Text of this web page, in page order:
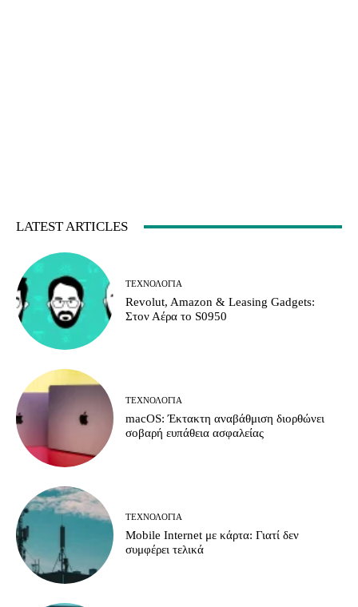
LATEST ARTICLES
ΤΕΧΝΟΛΟΓΊΑ
Revolut, Amazon & Leasing Gadgets:
Στον Αέρα το S0950
ΤΕΧΝΟΛΟΓΊΑ
macOS: Έκτακτη αναβάθμιση διορθώνει
σοβαρή ευπάθεια ασφαλείας
ΤΕΧΝΟΛΟΓΊΑ
Mobile Internet με κάρτα: Γιατί δεν
συμφέρει τελικά